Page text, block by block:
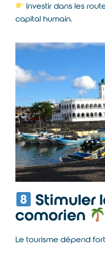
Investir dans les
capital humain.
Stimuler
comorien
Le tourisme dépend